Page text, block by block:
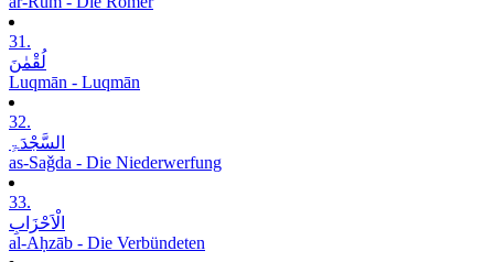
31.
لُقْمٰنَ
Luqmān - Luqmān
32.
السَّجْدَۃِ
as-Saǧda - Die Niederwerfung
33.
الْاَحْزَابِ
al-Aḥzāb - Die Verbündeten